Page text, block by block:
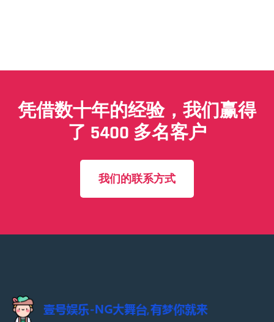
凭借数十年的经验，我们赢得
了 5400 多名客户
我们的联系方式